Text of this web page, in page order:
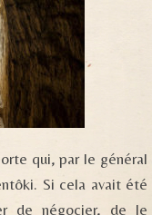
qui, par le général
Si cela avait été
de négocier, de le